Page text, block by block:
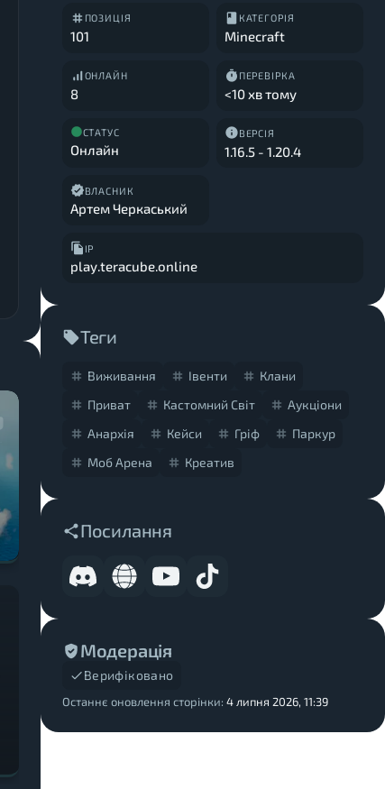
ПОЗИЦІЯ
101
КАТЕГОРІЯ
Minecraft
ОНЛАЙН
8
ПЕРЕВІРКА
<10 хв тому
СТАТУС
Онлайн
ВЕРСІЯ
1.16.5- 1.20.4
ВЛАСНИК
Артем Черкаський
IP
play.teracube.online
Теги
Виживання Івенти
Клани
Приват
Кастомний Світ
Аукціони
Анархія
Кейси Гріф
Паркур
Моб Арена
Креатив
Посилання
Модерація
Верифіковано
Останнє оновлення сторінки: 4 липня 2026, 11:39